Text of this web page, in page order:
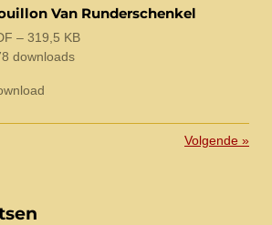
Van Runderschenkel
– 319,5 KB
downloads
Volgende »